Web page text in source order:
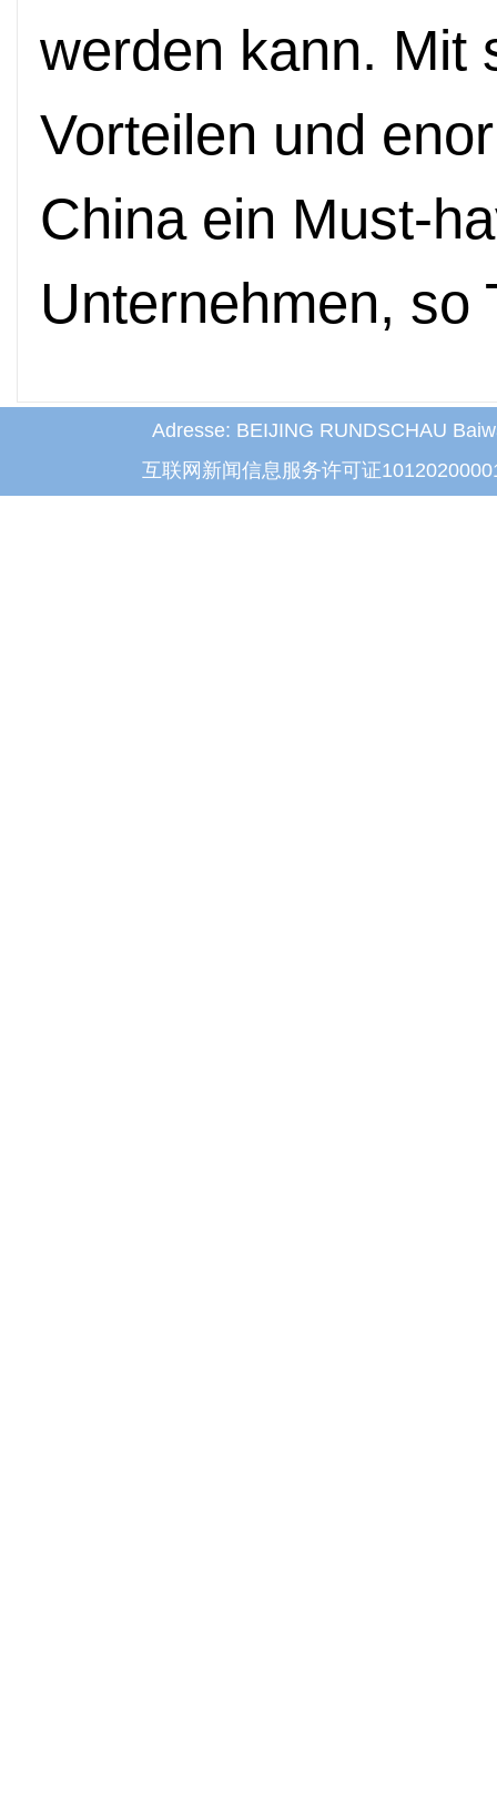
werden kann. Mit
Vorteilen und
China ein Must-
Unternehmen, so
Adresse: BEIJING RUNDSCHAU
互联网新闻信息服务许可证